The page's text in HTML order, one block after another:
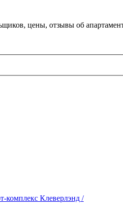
цены, отзывы об
комплекс Клеверлэнд /